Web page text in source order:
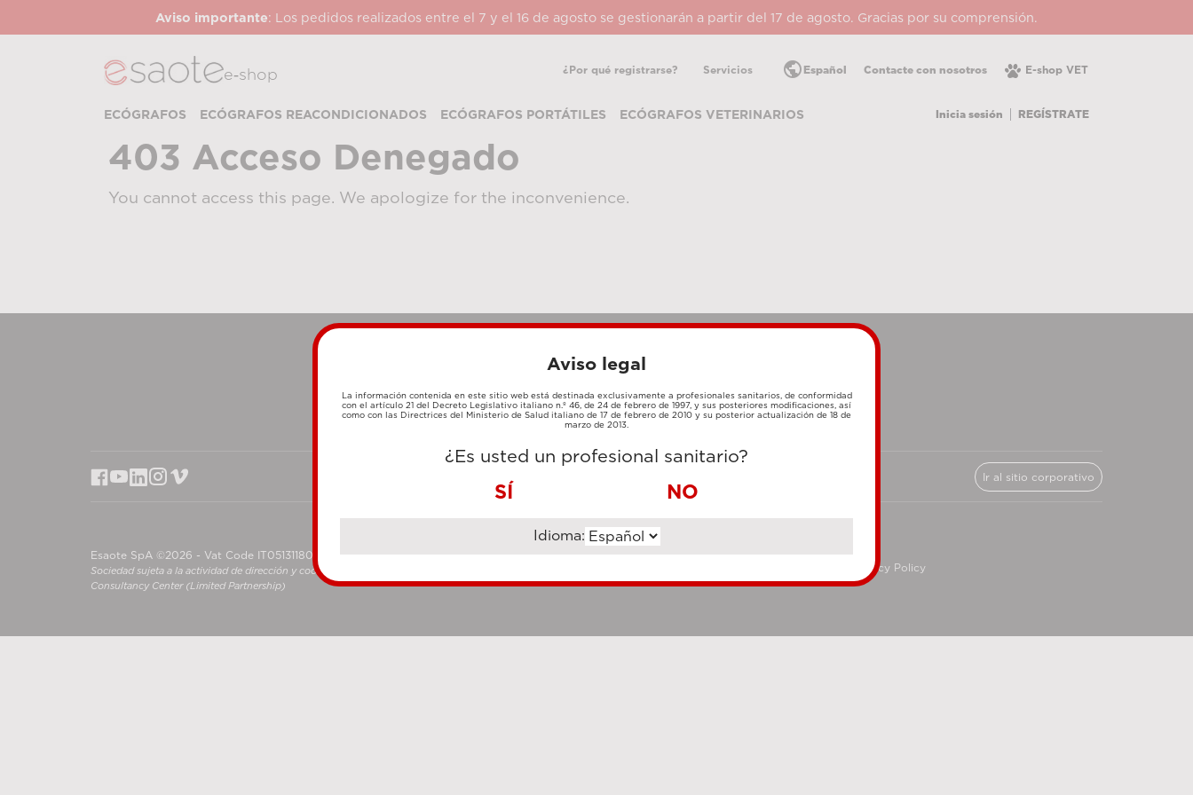
Aviso importante: Los pedidos realizados entre el 7 y el 16 de agosto se gestionarán a partir del 17 de agosto. Gracias por su comprensión.
e‑shop ¿Por qué registrarse? Servicios E-shop VET
Contacte con nosotros
public Español
ECÓGRAFOS ECÓGRAFOS REACONDICIONADOS ECÓGRAFOS PORTÁTILES ECÓGRAFOS VETERINARIOS Inicia sesión REGÍSTRATE
403 Acceso Denegado
You cannot access this page. We apologize for the inconvenience.
TARJETA
DE
TRANSFERENCIA
BANCARIA
Ir al sitio corporativo
Esaote SpA ©2026 - Vat Code IT05131180969
Sociedad sujeta a la actividad de dirección y coordinación de Shanghai Luzi Enterprise Management
Consultancy Center (Limited Partnership)
Privacy Policy
Aviso legal
La información contenida en este sitio web está destinada exclusivamente a profesionales sanitarios, de conformidad
con el artículo 21 del Decreto Legislativo italiano n.º 46, de 24 de febrero de 1997, y sus posteriores modificaciones, así
como con las Directrices del Ministerio de Salud italiano de 17 de febrero de 2010 y su posterior actualización de 18 de
marzo de 2013.
¿Es usted un profesional sanitario?
SÍ NO
Idioma: